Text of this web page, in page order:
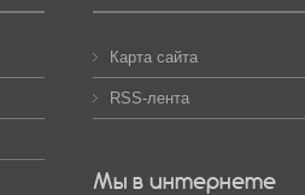
Карта сайта
RSS-лента
Мы в интернете